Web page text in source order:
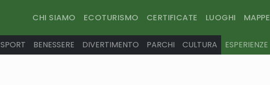
CHI SIAMO ECOTURISMO CERTIFICATE LUOGHI MAPPE
SPORT BENESSERE DIVERTIMENTO PARCHI CULTURA ESPERIENZE